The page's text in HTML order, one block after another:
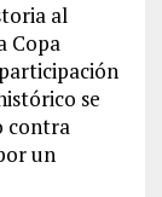
al
Copa
se
contra
un